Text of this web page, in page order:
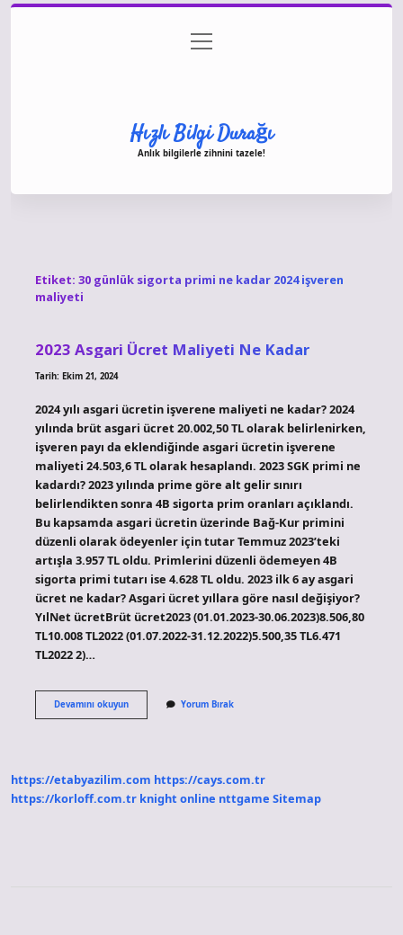
Gizlilik Politikası
menüyü
aç
Hızlı Bilgi Durağı
Anlık bilgilerle zihnini tazele!
Etiket: 30 günlük sigorta primi ne kadar 2024 işveren
maliyeti
2023 Asgari Ücret Maliyeti Ne Kadar
Tarih: Ekim 21, 2024
2024 yılı asgari ücretin işverene maliyeti ne kadar? 2024
yılında brüt asgari ücret 20.002,50 TL olarak belirlenirken,
işveren payı da eklendiğinde asgari ücretin işverene
maliyeti 24.503,6 TL olarak hesaplandı. 2023 SGK primi ne
kadardı? 2023 yılında prime göre alt gelir sınırı
belirlendikten sonra 4B sigorta prim oranları açıklandı.
Bu kapsamda asgari ücretin üzerinde Bağ-Kur primini
düzenli olarak ödeyenler için tutar Temmuz 2023’teki
artışla 3.957 TL oldu. Primlerini düzenli ödemeyen 4B
sigorta primi tutarı ise 4.628 TL oldu. 2023 ilk 6 ay asgari
ücret ne kadar? Asgari ücret yıllara göre nasıl değişiyor?
YılNet ücretBrüt ücret2023 (01.01.2023-30.06.2023)8.506,80
TL10.008 TL2022 (01.07.2022-31.12.2022)5.500,35 TL6.471
TL2022 2)…
Devamını okuyun2023
Asgari
Yorum Bırak
https://etabyazilim.com https://cays.com.tr
https://korloff.com.tr knight online nttgame Sitemap